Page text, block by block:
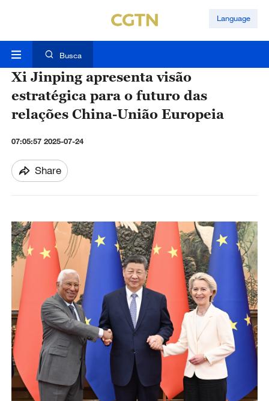
Language
Busca
Xi Jinping apresenta visão
estratégica para o futuro das
relações China-União Europeia
07:05:57 2025-07-24
Share